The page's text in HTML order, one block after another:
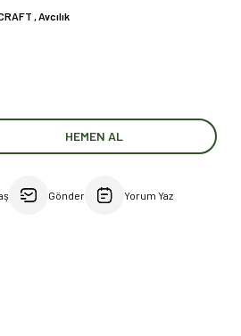
,Avcılık
HEMEN AL
Gönder Yorum Yaz